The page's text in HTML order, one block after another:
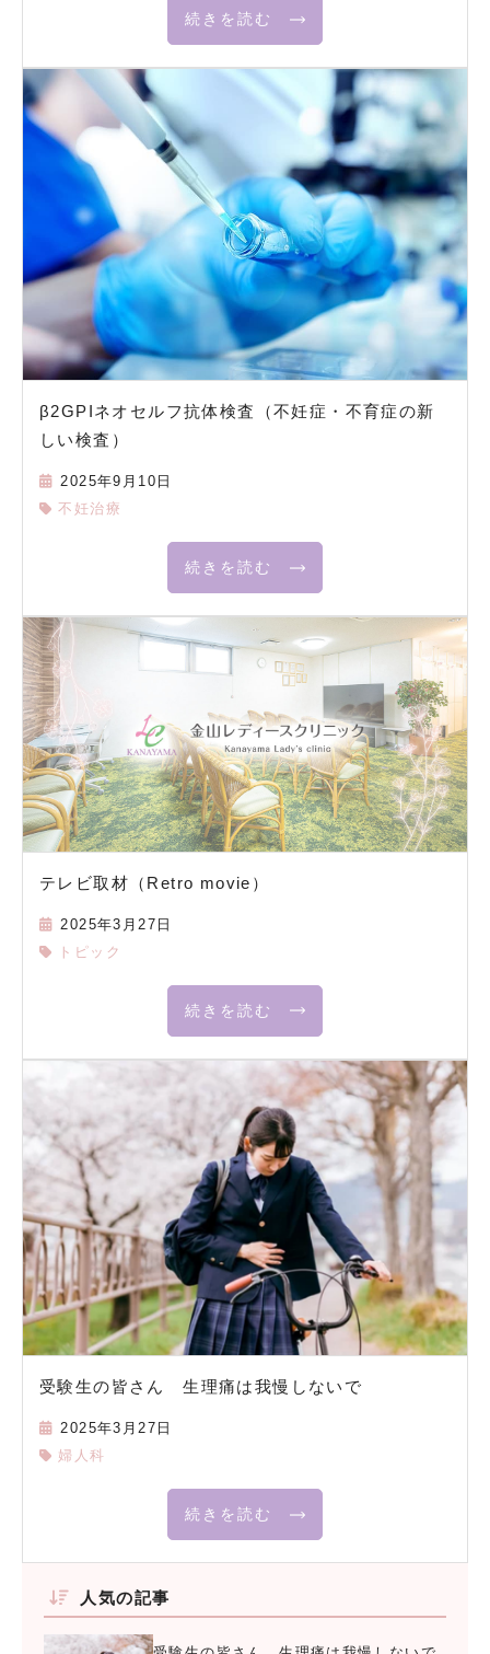
続きを読む
β2GPIネオセルフ抗体検査（不妊症・不育症の新
しい検査）
2025年9月10日
不妊治療
続きを読む
テレビ取材（Retro movie）
2025年3月27日
トピック
続きを読む
受験生の皆さん 生理痛は我慢しないで
2025年3月27日
婦人科
続きを読む
人気の記事